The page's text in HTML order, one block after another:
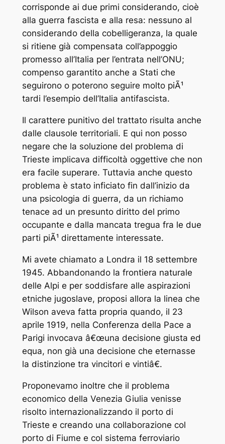
corrisponde ai due primi considerando, cioè
alla guerra fascista e alla resa: nessuno al
considerando della cobelligeranza, la quale
si ritiene già compensata coll’appoggio
promesso all’Italia per l’entrata nell’ONU;
compenso garantito anche a Stati che
seguirono o poterono seguire molto piÃ¹
tardi l’esempio dell’Italia antifascista.
Il carattere punitivo del trattato risulta anche
dalle clausole territoriali. E qui non posso
negare che la soluzione del problema di
Trieste implicava difficoltà oggettive che non
era facile superare. Tuttavia anche questo
problema è stato inficiato fin dall’inizio da
una psicologia di guerra, da un richiamo
tenace ad un presunto diritto del primo
occupante e dalla mancata tregua fra le due
parti piÃ¹ direttamente interessate.
Mi avete chiamato a Londra il 18 settembre
1945. Abbandonando la frontiera naturale
delle Alpi e per soddisfare alle aspirazioni
etniche jugoslave, proposi allora la linea che
Wilson aveva fatta propria quando, il 23
aprile 1919, nella Conferenza della Pace a
Parigi invocava â€œuna decisione giusta ed
equa, non già una decisione che eternasse
la distinzione tra vincitori e vintiâ€.
Proponevamo inoltre che il problema
economico della Venezia Giulia venisse
risolto internazionalizzando il porto di
Trieste e creando una collaborazione col
porto di Fiume e col sistema ferroviario